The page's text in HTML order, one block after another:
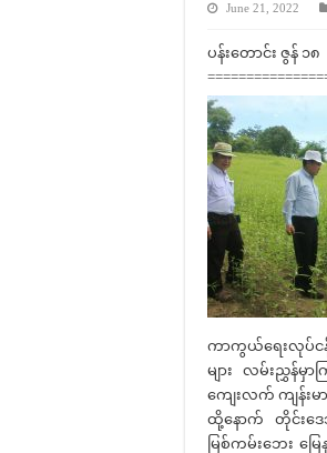
June 21, 2022
ပန်းတောင်း ဇွန် ၁၈
ကာကွယ်ရေးလုပ်င
များ လမ်းညွှန်မှာ
ကျေးလက် ကျန်းမ
ထို့နောက် တိုင်းဒေ
မြစ်ကမ်းဘေး မြ